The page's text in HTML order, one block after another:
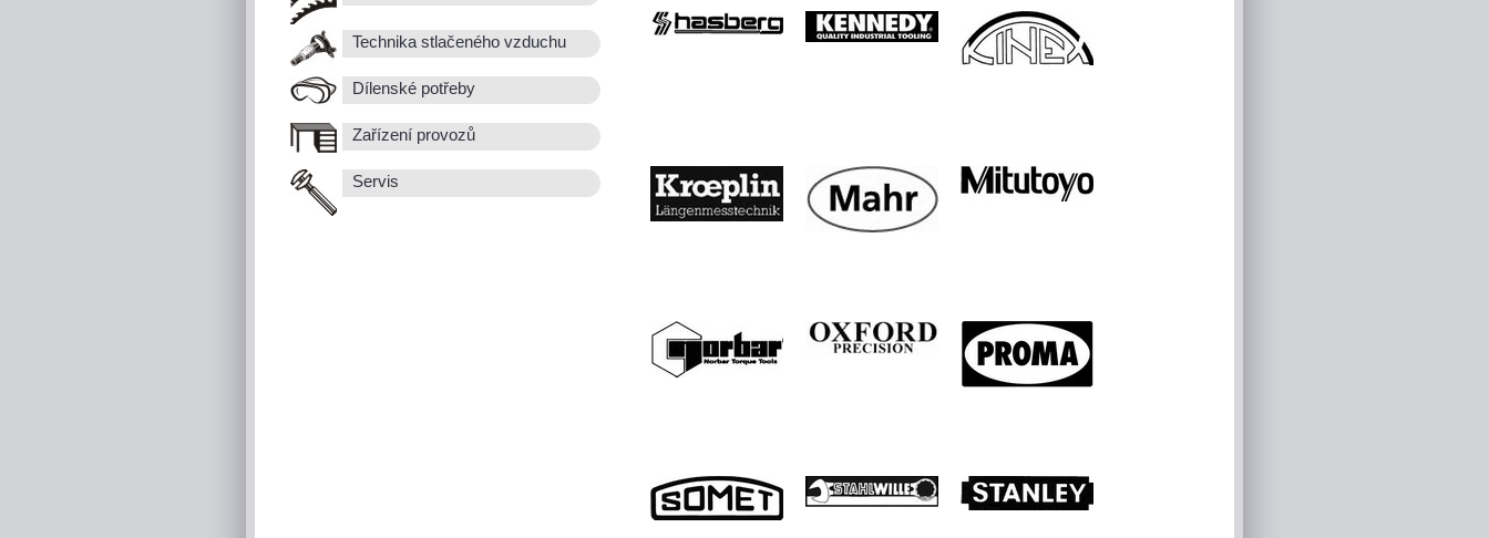
Technika stlačeného vzduchu
Dílenské potřeby
Zařízení provozů
Servis